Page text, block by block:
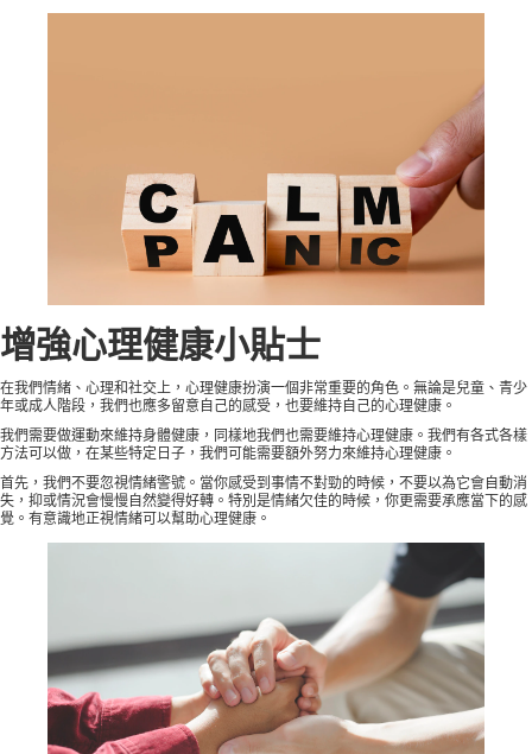
增強心理健康小貼士
在我們情緒、心理和社交上，心理健康扮演一個非常重要的角色。無論是兒童、青少
年或成人階段，我們也應多留意自己的感受，也要維持自己的心理健康。
我們需要做運動來維持身體健康，同樣地我們也需要維持心理健康。我們有各式各樣
方法可以做，在某些特定日子，我們可能需要額外努力來維持心理健康。
首先，我們不要忽視情緒警號。當你感受到事情不對勁的時候，不要以為它會自動消
失，抑或情況會慢慢自然變得好轉。特別是情緒欠佳的時候，你更需要承應當下的感
覺。有意識地正視情緒可以幫助心理健康。